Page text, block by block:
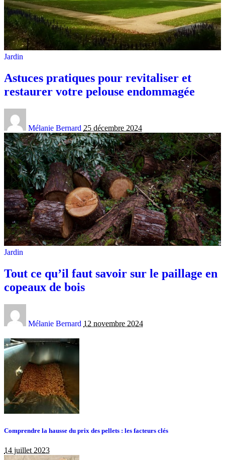
Jardin
Astuces pratiques pour revitaliser et
restaurer votre pelouse endommagée
Mélanie Bernard 25 décembre 2024
Jardin
Tout ce qu’il faut savoir sur le paillage en
copeaux de bois
Mélanie Bernard 12 novembre 2024
Comprendre la hausse du prix des pellets : les facteurs clés
14 juillet 2023